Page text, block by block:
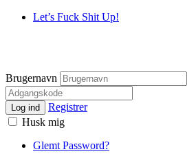
Let’s Fuck Shit Up!
Brugernavn
Log ind
Registrer
Husk mig
Glemt Password?